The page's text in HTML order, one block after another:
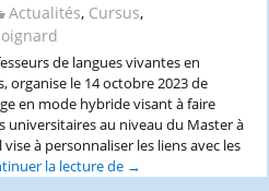
parcours
présentiel
et
à
distance
2024/25,
Université
de
Strasbourg
Actualités, Cursus,
de langues vivantes en
organise le 14 octobre 2023 de
en mode hybride visant à faire
au niveau du Master à
à personnaliser les liens avec les
la lecture de De
→